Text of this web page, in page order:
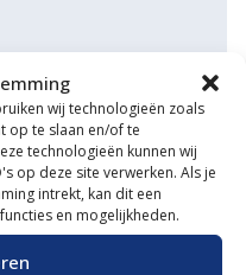
wij technologieën zoals
op te slaan en/of te
technologieën kunnen wij
op deze site verwerken. Als je
intrekt, kan dit een
en mogelijkheden.